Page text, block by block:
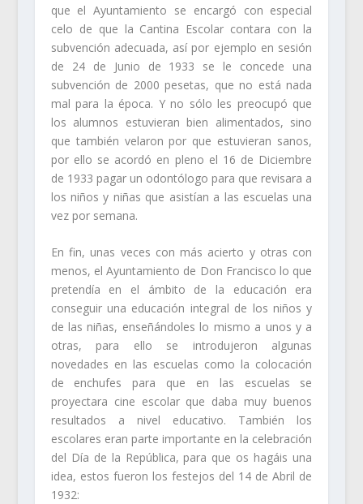
que el Ayuntamiento se encargó con especial
celo de que la Cantina Escolar contara con la
subvención adecuada, así por ejemplo en sesión
de 24 de Junio de 1933 se le concede una
subvención de 2000 pesetas, que no está nada
mal para la época. Y no sólo les preocupó que
los alumnos estuvieran bien alimentados, sino
que también velaron por que estuvieran sanos,
por ello se acordó en pleno el 16 de Diciembre
de 1933 pagar un odontólogo para que revisara a
los niños y niñas que asistían a las escuelas una
vez por semana.
En fin, unas veces con más acierto y otras con
menos, el Ayuntamiento de Don Francisco lo que
pretendía en el ámbito de la educación era
conseguir una educación integral de los niños y
de las niñas, enseñándoles lo mismo a unos y a
otras, para ello se introdujeron algunas
novedades en las escuelas como la colocación
de enchufes para que en las escuelas se
proyectara cine escolar que daba muy buenos
resultados a nivel educativo. También los
escolares eran parte importante en la celebración
del Día de la República, para que os hagáis una
idea, estos fueron los festejos del 14 de Abril de
1932: